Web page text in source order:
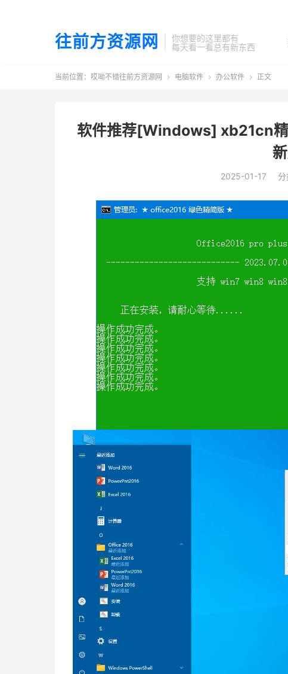
往前方资源网
你想要的这里都有
每天看一看总有新东西
当前位置： 哎呦不错往前方资源网  电脑软件  办公软件  正文
软件推荐[Windows] xb21cn
2025-01-17 分